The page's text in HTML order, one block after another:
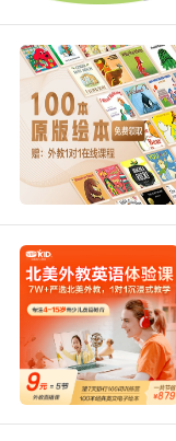
特点，死记硬
成他们乐于接受
立地死记字母。
识，例如带孩
同、发音相似
立音形联系。
于各处，找到
关：不要机械
景剧，分角色扮
答。有了具体
难点：对初始
释。例如告诉
止一个时（复数
用孩子能懂的